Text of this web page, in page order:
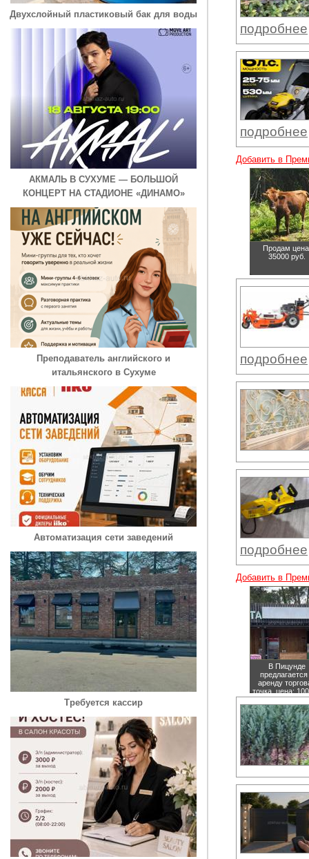
Двухслойный пластиковый бак для воды
АКМАЛЬ В СУХУМЕ — БОЛЬШОЙ
КОНЦЕРТ НА СТАДИОНЕ «ДИНАМО»
Преподаватель английского и
итальянского в Сухуме
Автоматизация сети заведений
Требуется кассир
подробнее
подробнее
Добавить в
Продам
35000 руб.
подробнее
подробнее
Добавить в
В Пицунде
предлагается
аренду
точка, цена:
руб.